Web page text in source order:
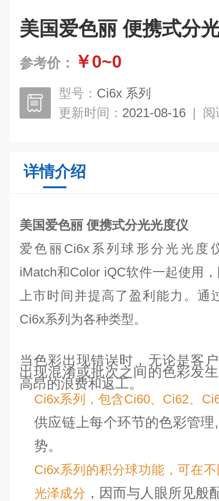
美国爱色丽 便携式分
参考价： ￥0~0
型号： Ci6x 系列
更新时间： 2021-08-16 | 阅
详情介绍
美国爱色丽 便携式分光光度仪
爱色丽Ci6x系列球形分光光度
iMatch和Color iQC软件一起使用
上市时间并提高了盈利能力。通
Ci6x系列为各种类型。
当色彩出现错误时，无论是客
出现混淆或批次之间的色彩发
高昂的浪费和返工。
Ci6x系列，包含Ci60、Ci62、
供应链上每个环节的色彩管
势。
Ci6x系列的积分球功能，可在
光泽成分 ，因而与人眼所见般